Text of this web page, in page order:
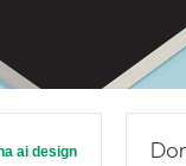
ai design